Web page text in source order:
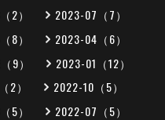
2）
2023-07（7）
8）
2023-04（6）
9）
2023-01（12）
2）
2022-10（5）
5）
2022-07（5）